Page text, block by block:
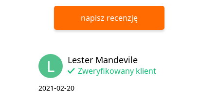
napisz recenzję
L Lester Mandevile
Zweryfikowany klient
2021-02-20